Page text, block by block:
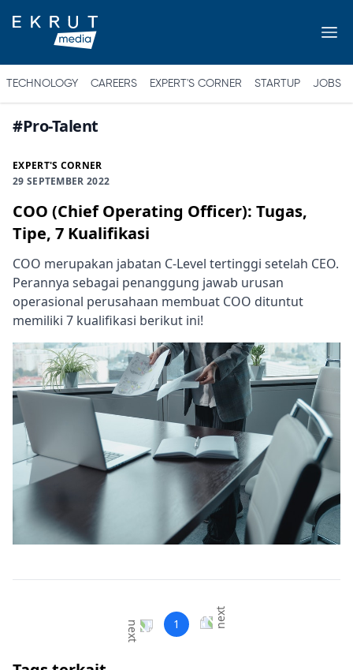
TECHNOLOGY CAREERS EXPERT'S CORNER STARTUP JOBS
#Pro-Talent
EXPERT'S CORNER
29 SEPTEMBER 2022
COO (Chief Operating Officer): Tugas,
Tipe, 7 Kualifikasi
COO merupakan jabatan C-Level tertinggi setelah CEO.
Perannya sebagai penanggung jawab urusan
operasional perusahaan membuat COO dituntut
memiliki 7 kualifikasi berikut ini!
1